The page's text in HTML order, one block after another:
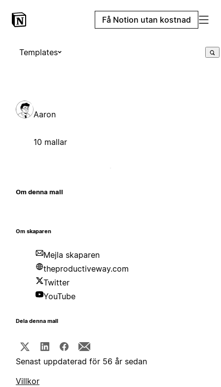
Få Notion utan kostnad
Templates
Aaron
10 mallar
Om denna mall
Om skaparen
Mejla skaparen
theproductiveway.com
Twitter
YouTube
Dela denna mall
Senast uppdaterad för 56 år sedan
Villkor